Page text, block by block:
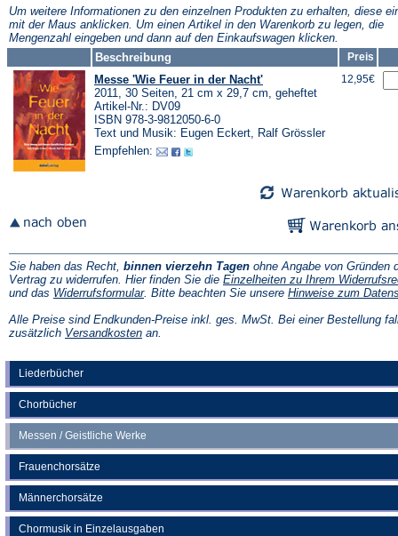
Liederbücher
Chorbücher
Messen / Geistliche Werke
Frauenchorsätze
Männerchorsätze
Chormusik in Einzelausgaben
neuen
Tab)
Um weitere Informationen zu den einzelnen Produkten zu erhalten, diese
mit der Maus anklicken. Um einen Artikel in den Warenkorb zu legen, die
Mengenzahl eingeben und dann auf den Einkaufswagen klicken.
Beschreibung
Preis
Messe 'Wie Feuer in der Nacht'
2011, 30 Seiten, 21 cm x 29,7 cm, geheftet
Artikel-Nr.: DV09
ISBN 978-3-9812050-6-0
Text und Musik: Eugen Eckert, Ralf Grössler
Empfehlen:
12,95€
Sie haben das Recht, binnen vierzehn Tagen ohne Angabe von Gründen
Vertrag zu widerrufen. Hier finden Sie die Einzelheiten zu Ihrem
und das Widerrufsformular(Öffnet
einem
neuen
. Bitte beachten Sie unsere Hinweise zum
Alle Preise sind Endkunden-Preise inkl. ges. MwSt. Bei einer Bestellung
zusätzlich Versandkosten(Öffnet
an.